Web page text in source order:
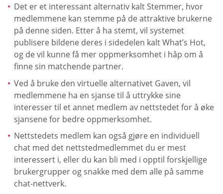
Det er et interessant alternativ kalt Stemmer, hvor
medlemmene kan stemme på de attraktive brukerne
på denne siden. Etter å ha stemt, vil systemet
publisere bildene deres i sidedelen kalt What’s Hot,
og de vil kunne få mer oppmerksomhet i håp om å
finne sin matchende partner.
Ved å bruke den virtuelle alternativet Gaven, vil
medlemmene ha en sjanse til å uttrykke sine
interesser til et annet medlem av nettstedet for å øke
sjansene for bedre oppmerksomhet.
Nettstedets medlem kan også gjøre en individuell
chat med det nettstedmedlemmet du er mest
interessert i, eller du kan bli med i opptil forskjellige
brukergrupper og snakke med dem alle på samme
chat-nettverk.